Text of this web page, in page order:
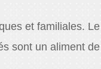
et familiales.
sont un aliment